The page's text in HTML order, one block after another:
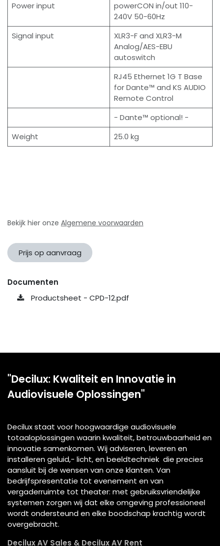
Power input
powerCON in/out 110-
240V 50-60Hz
Signal input
XLR3-F and XLR3-M
Analog/AES-EBU
autoswitch
RJ45 Ethernet 1G T Base
for Dante™ and KS AUDIO
Remote Control
- Dante™ optional! -
Weight
25.0 kg
Bekijk hier onze Algemene voorwaarden
Prijs op aanvraag
Documenten
Productsheet - CPD-12.pdf
"Decilux: Kwaliteit en Innovatie in
Audiovisuele Oplossingen"
Decilux staat voor hoogwaardige audiovisuele
totaaloplossingen waarin kwaliteit, betrouwbaarheid en
innovatie samenkomen. Wij adviseren, leveren en
installeren geluid,- licht, en beeldtechniek die precies
aansluit bij de wensen van onze klanten. Van
bedrijfspresentatie tot evenement en van
vergaderruimte tot theater: met gebruiksvriendelijke
systemen zorgen wij dat elke omgeving professioneel
wordt ondersteund en elke boodschap krachtig wordt
overgebracht.
Decilux AV Sales & Decilux AV Rent